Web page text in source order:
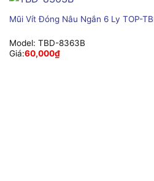
Mũi Vít Đóng Nâu Ngắn 6 Ly TOP-
Model: TBD-8363B
Giá:60,000₫